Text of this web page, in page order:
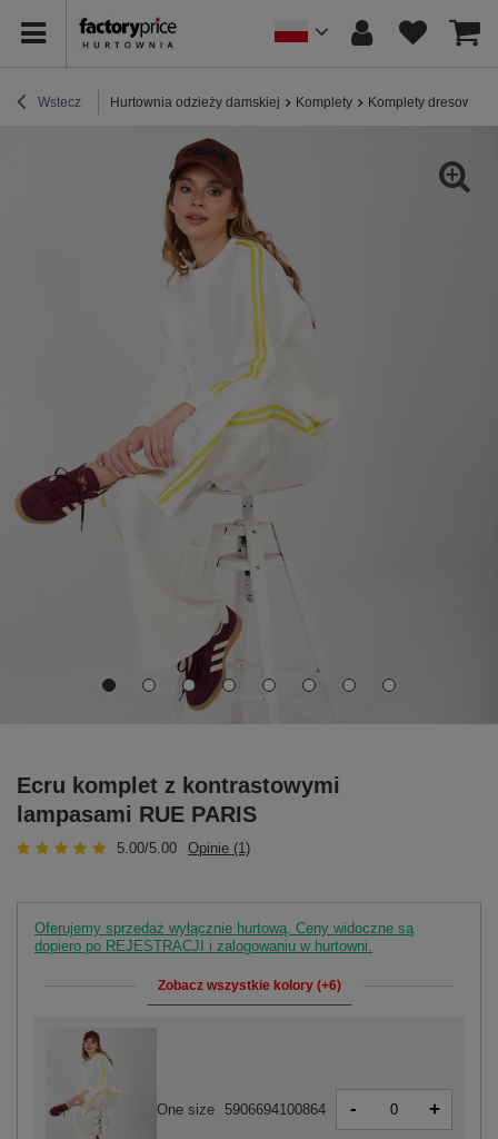
Wstecz Hurtownia odzieży damskiej Komplety Komplety dresowe
Ecru komplet z kontrastowymi
lampasami RUE PARIS
5.00/5.00 Opinie (1)
Oferujemy sprzedaż wyłącznie hurtową. Ceny widoczne są
dopiero po REJESTRACJI i zalogowaniu w hurtowni.
Zobacz wszystkie kolory (+6)
One size 5906694100864 - +